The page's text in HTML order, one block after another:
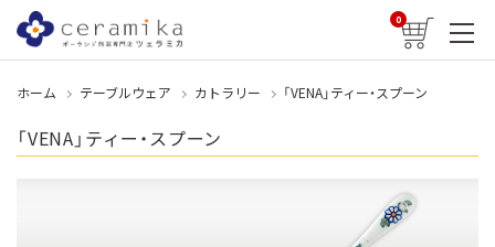
0
ホーム テーブルウェア カトラリー 「VENA」ティー・スプーン
「VENA」ティー・スプーン